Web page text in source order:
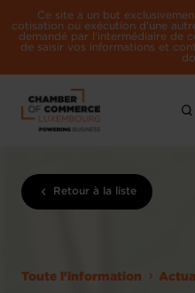
Ce site a un but
cotisation ou exécution d'une
demandé par l'intermédiaire de
de saisir vos informations et
Retour à la liste
Toute l'information